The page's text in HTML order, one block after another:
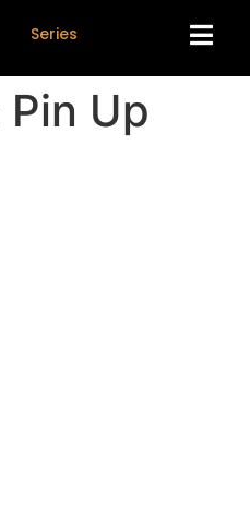
Series
Pin Up